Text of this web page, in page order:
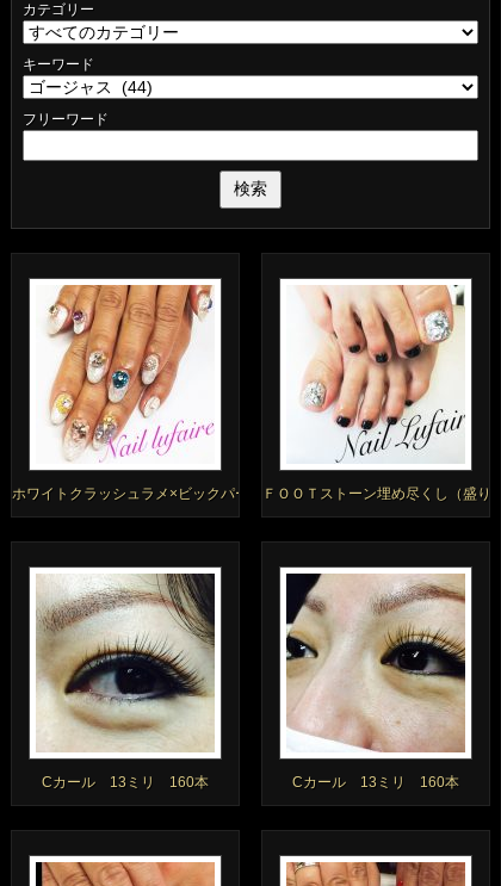
カテゴリー
キーワード
フリーワード
ホワイトクラッシュラメ×ビックパーツ ＦＯＯＴストーン埋め尽くし（盛り
Cカール 13ミリ 160本 Cカール 13ミリ 160本